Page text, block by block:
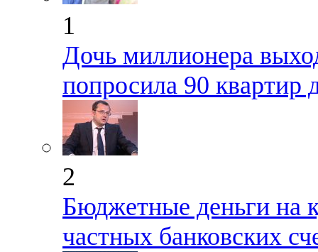
1
Дочь миллионера
попросила 90 квартир
2
Бюджетные деньги на
частных банковских